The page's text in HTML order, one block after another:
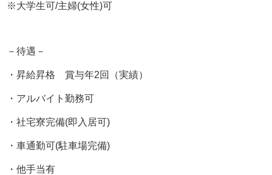
※大学生可/主婦(女性)可
－待遇－
・昇給昇格 賞与年2回（実績）
・アルバイト勤務可
・社宅寮完備(即入居可)
・車通勤可(駐車場完備)
・他手当有